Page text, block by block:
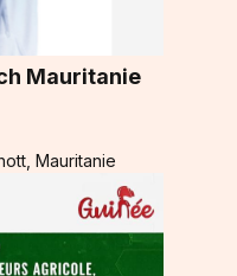
Mauritanie
Mauritanie